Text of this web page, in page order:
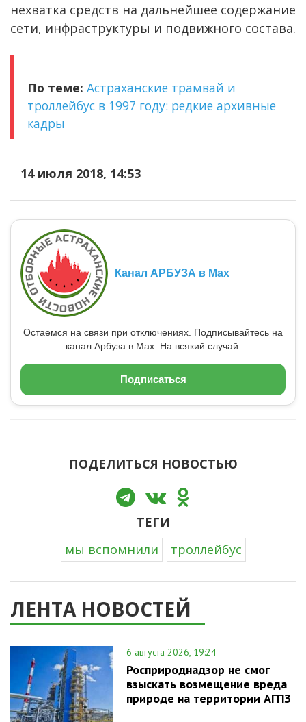
нехватка средств на дальнейшее содержание
сети, инфраструктуры и подвижного состава.
По теме: Астраханские трамвай и
троллейбус в 1997 году: редкие архивные
кадры
14 июля 2018, 14:53
Канал АРБУЗА в Max
Остаемся на связи при отключениях. Подписывайтесь на
канал Арбуза в Max. На всякий случай.
Подписаться
ПОДЕЛИТЬСЯ НОВОСТЬЮ
ТЕГИ
мы вспомнили
троллейбус
ЛЕНТА НОВОСТЕЙ
6 августа 2026, 19:24
Росприроднадзор не смог
взыскать возмещение вреда
природе на территории АГПЗ